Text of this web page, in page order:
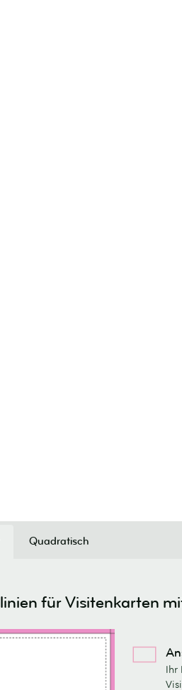
für Visitenkarten
Ihr
Quadratisch